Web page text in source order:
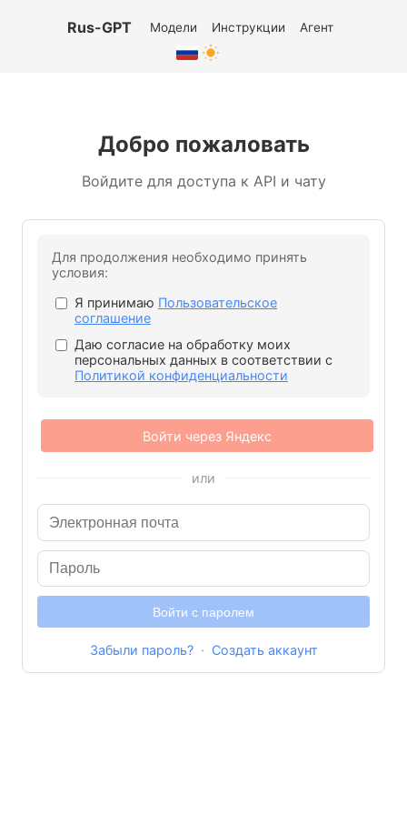
Rus-GPT Модели Инструкции Агент
Добро пожаловать
Войдите для доступа к API и чату
Для продолжения необходимо принять
условия:
Я принимаю Пользовательское
соглашение
Даю согласие на обработку моих
персональных данных в соответствии с
Политикой конфиденциальности
Войти через Яндекс
или
Войти с паролем
Забыли пароль?· Создать аккаунт